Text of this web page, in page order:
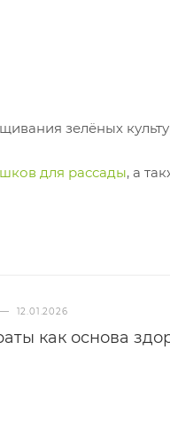
зелёных
для рассады, а
— 12.01.2026
как основа